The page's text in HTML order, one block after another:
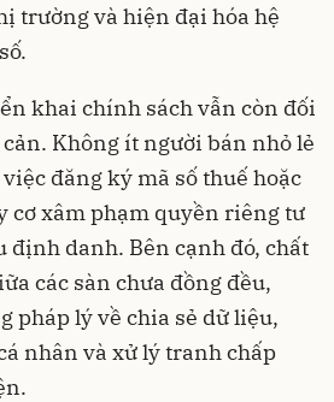
trường và hiện đại hóa hệ
khai chính sách vẫn còn đối
Không ít người bán nhỏ lẻ
đăng ký mã số thuế hoặc
cơ xâm phạm quyền riêng tư
định danh. Bên cạnh đó, chất
các sàn chưa đồng đều,
pháp lý về chia sẻ dữ liệu,
nhân và xử lý tranh chấp